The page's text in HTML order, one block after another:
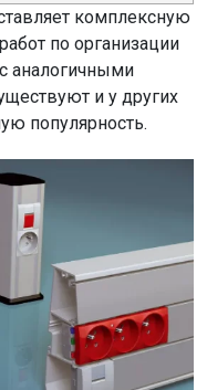
комплексную
по организации
аналогичными
и у других
популярность.